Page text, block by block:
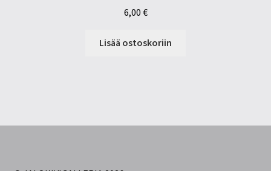
6,00 €
Lisää ostoskoriin